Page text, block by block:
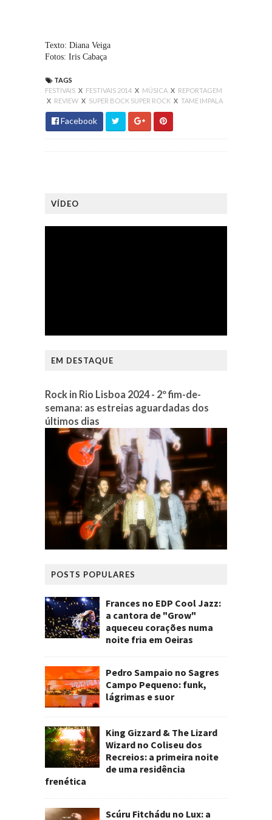
Texto: Diana Veiga
Fotos: Iris Cabaça
TAGS
FESTIVAIS X FESTIVAIS 2014 X MÚSICA X REPORTAGEM
X REVIEW X SUPER BOCK SUPER ROCK X TAME IMPALA
Facebook
VÍDEO
EM DESTAQUE
Rock in Rio Lisboa 2024 - 2º fim-de-
semana: as estreias aguardadas dos
últimos dias
POSTS POPULARES
Frances no EDP Cool Jazz:
a cantora de "Grow"
aqueceu corações numa
noite fria em Oeiras
Pedro Sampaio no Sagres
Campo Pequeno: funk,
lágrimas e suor
King Gizzard & The Lizard
Wizard no Coliseu dos
Recreios: a primeira noite
de uma residência
frenética
Scúru Fitchádu no Lux: a